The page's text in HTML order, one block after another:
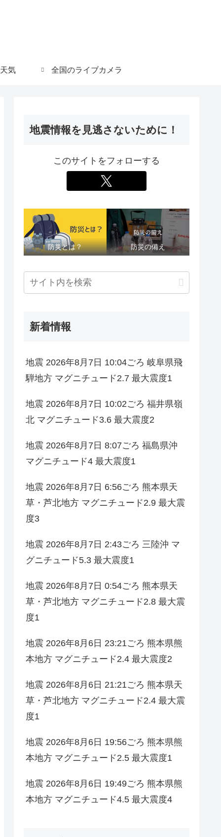
天気 全国のライブカメラ
地震情報を見逃さないために！
このサイトをフォローする
防災とは？ 防災の備え
新着情報
地震 2026年8月7日 10:04ごろ 岐阜県飛
騨地方 マグニチュード2.7 最大震度1
地震 2026年8月7日 10:02ごろ 福井県嶺
北 マグニチュード3.6 最大震度2
地震 2026年8月7日 8:07ごろ 福島県沖
マグニチュード4 最大震度1
地震 2026年8月7日 6:56ごろ 熊本県天
草・芦北地方 マグニチュード2.9 最大震
度3
地震 2026年8月7日 2:43ごろ 三陸沖 マ
グニチュード5.3 最大震度1
地震 2026年8月7日 0:54ごろ 熊本県天
草・芦北地方 マグニチュード2.8 最大震
度1
地震 2026年8月6日 23:21ごろ 熊本県熊
本地方 マグニチュード2.4 最大震度2
地震 2026年8月6日 21:21ごろ 熊本県天
草・芦北地方 マグニチュード2.4 最大震
度1
地震 2026年8月6日 19:56ごろ 熊本県熊
本地方 マグニチュード2.5 最大震度1
地震 2026年8月6日 19:49ごろ 熊本県熊
本地方 マグニチュード4.5 最大震度4